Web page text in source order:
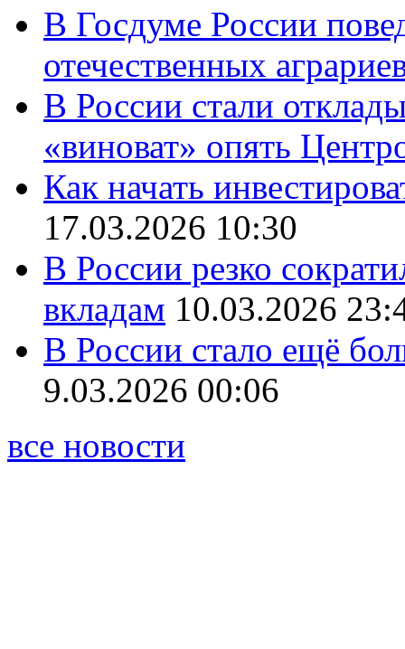
В Госдуме России
отечественных
В России стали
«виноват» опять
Как начать
17.03.2026 10:30
В России резко
вкладам 10.03.2026
В России стало ещё
9.03.2026 00:06
все новости